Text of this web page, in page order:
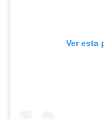
Ver esta